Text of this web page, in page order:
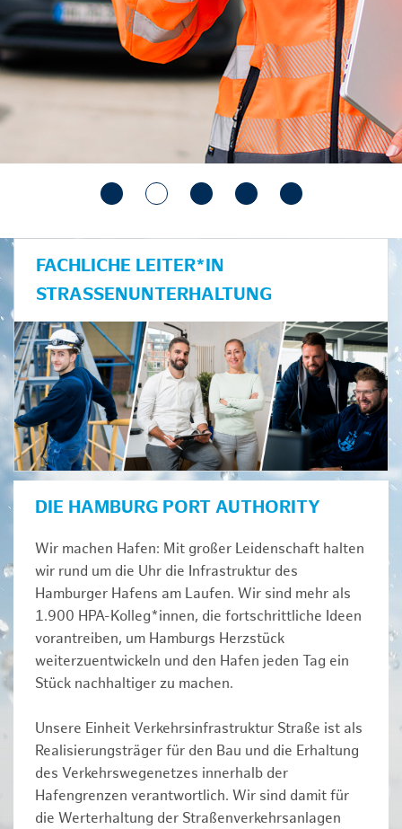
FACHLICHE LEITER*IN
STRASSENUNTERHALTUNG
DIE HAMBURG PORT AUTHORITY
Wir machen Hafen: Mit großer Leidenschaft halten
wir rund um die Uhr die Infrastruktur des
Hamburger Hafens am Laufen. Wir sind mehr als
1.900 HPA-Kolleg*innen, die fortschrittliche Ideen
vorantreiben, um Hamburgs Herzstück
weiterzuentwickeln und den Hafen jeden Tag ein
Stück nachhaltiger zu machen.
Unsere Einheit Verkehrsinfrastruktur Straße ist als
Realisierungsträger für den Bau und die Erhaltung
des Verkehrswegenetzes innerhalb der
Hafengrenzen verantwortlich. Wir sind damit für
die Werterhaltung der Straßenverkehrsanlagen